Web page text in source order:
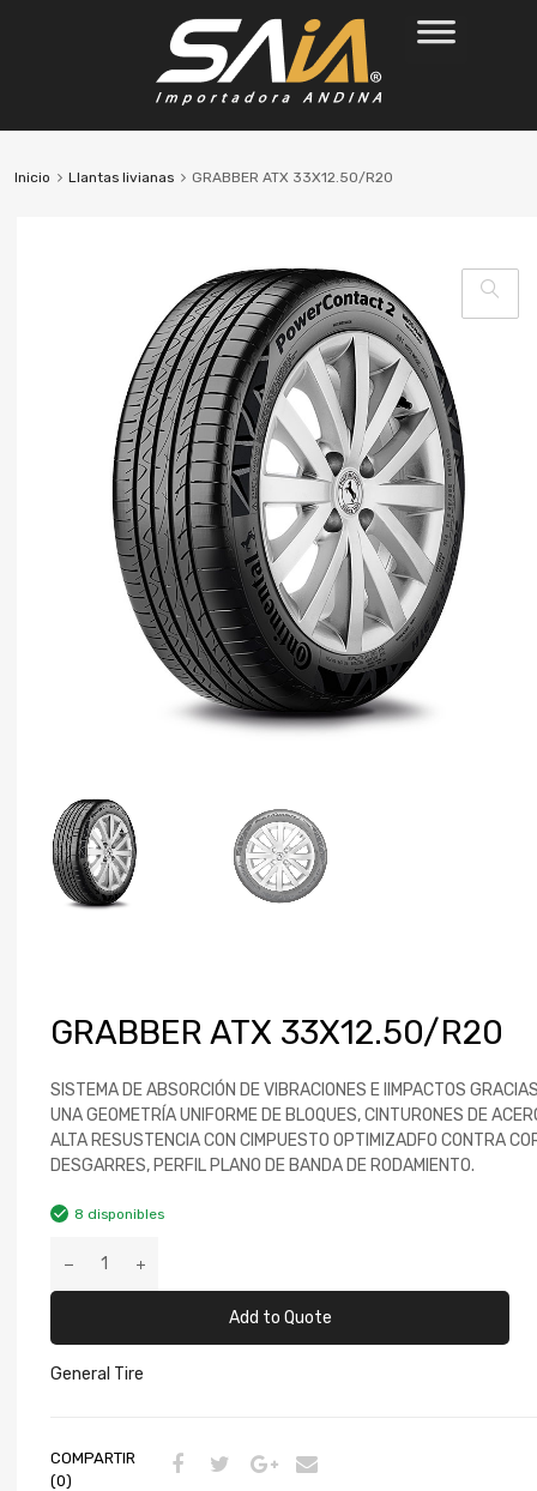
Inicio Llantas livianas GRABBER ATX 33X12.50/R20
GRABBER ATX 33X12.50/R20
SISTEMA DE ABSORCIÓN DE VIBRACIONES E IIMPACTOS
UNA GEOMETRÍA UNIFORME DE BLOQUES, CINTURONES DE
ALTA RESUSTENCIA CON CIMPUESTO OPTIMIZADFO CONTRA
DESGARRES, PERFIL PLANO DE BANDA DE RODAMIENTO.
8 disponibles
Add to Quote
General Tire
COMPARTIR
(0)